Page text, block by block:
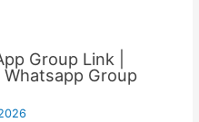
Group Link |
Group